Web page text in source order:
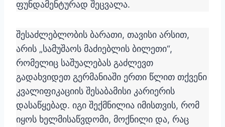
ფუნდამენტურად შეცვალა.
შესაძლებლობის ბარათი, თავისი არსით,
არის „სამუშაოს მაძიებლის ბილეთი“,
რომელიც საშუალებას გაძლევთ
გადახვიდეთ გერმანიაში ერთი წლით თქვენი
კვალიფიკაციის შესაბამისი კარიერის
დასაწყებად. იგი შექმნილია იმისთვის, რომ
იყოს ხელმისაწვდომი, მოქნილი და, რაც